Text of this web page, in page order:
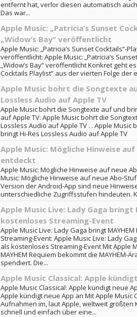
entfernt hat, verlor diesen automatisch
Das war...
Apple Music: „Patricia’s Sunset
„Widow’s Bay“ veröffentlicht
Apple Music: „Patricia’s Sunset Cocktails“-
veröffentlicht: Apple Music: „Patricia’s
„Widow’s Bay“ veröffentlicht Konkret geht
Cocktails Playlist“ aus der vierten Folge der
Apple Music bohrt die Songtexte
Lossless Audio auf Apple TV
Apple Music bohrt die Songtexte auf und
auf Apple TV: Apple Music bohrt die
Lossless Audio auf Apple TV . . Apple
bringt Hi-Res Lossless Audio auf Apple TV
Apple Music: Mögliche Hinweise
entdeckt
Apple Music: Mögliche Hinweise auf neue
Music: Mögliche Hinweise auf neue Abo-
Version der Android-App sind neue
unterschiedliche Zugriffsstufen hindeuten.
Apple Music Live: Lady Gaga bringt
kostenloses Streaming-Event
Apple Music Live: Lady Gaga bringt
Streaming-Event: Apple Music Live: Lady
als kostenloses Streaming-Event Mit Apple
MAYHEM Requiem bekommt die MAYHEM-
spendiert. Die...
Apple Music Classical: Apple
Apple Music Classical: Apple kündigt neue
Apple kündigt neue App an Mit Apple Music
Aufnahmen im, laut Apple, weltweit größten
schnell und einfach über eine...